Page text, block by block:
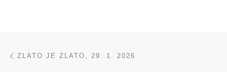
Navigacija med prispevki
ZLATO JE ZLATO, 29. 1. 2026